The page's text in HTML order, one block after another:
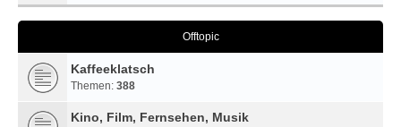
Offtopic
Kaffeeklatsch
Themen: 388
Kino, Film, Fernsehen, Musik